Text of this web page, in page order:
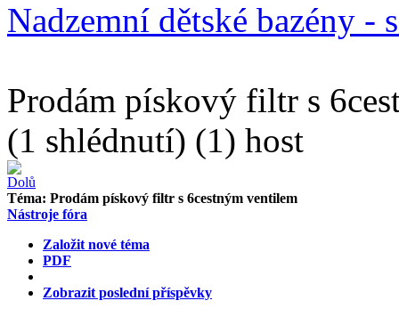
Nadzemní dětské bazény -
Prodám pískový filtr s
(1 shlédnutí) (1) host
Téma: Prodám pískový filtr s 6cestným ventilem
Nástroje fóra
Založit nové téma
PDF
Zobrazit poslední příspěvky